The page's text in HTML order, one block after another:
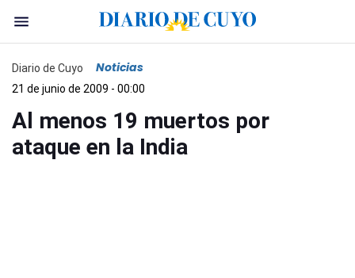
Diario de Cuyo Noticias
21 de junio de 2009 - 00:00
Al menos 19 muertos por
ataque en la India